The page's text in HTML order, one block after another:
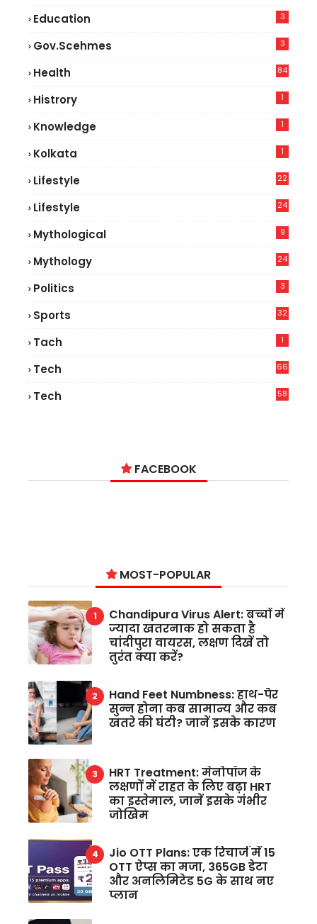
Education 3
Gov.scehmes 3
Health
84
Histrory 1
Knowledge 1
Kolkata 1
Lifestyle
22
Lifestyle
24
Mythological 9
Mythology 24
Politics 3
Sports 32
Tach 1
Tech
66
Tech
58
FACEBOOK
MOST-POPULAR
Chandipura Virus Alert: बच्चों में
ज्यादा खतरनाक हो सकता है
चांदीपुरा वायरस, लक्षण दिखें तो
तुरंत क्या करें?
Hand Feet Numbness: हाथ-पैर
सुन्न होना कब सामान्य और कब
खतरे की घंटी? जानें इसके कारण
HRT Treatment: मेनोपॉज के
लक्षणों में राहत के लिए बढ़ा HRT
का इस्तेमाल, जानें इसके गंभीर
जोखिम
Jio OTT Plans: एक रिचार्ज में 15
OTT ऐप्स का मजा, 365GB डेटा
और अनलिमिटेड 5G के साथ नए
प्लान